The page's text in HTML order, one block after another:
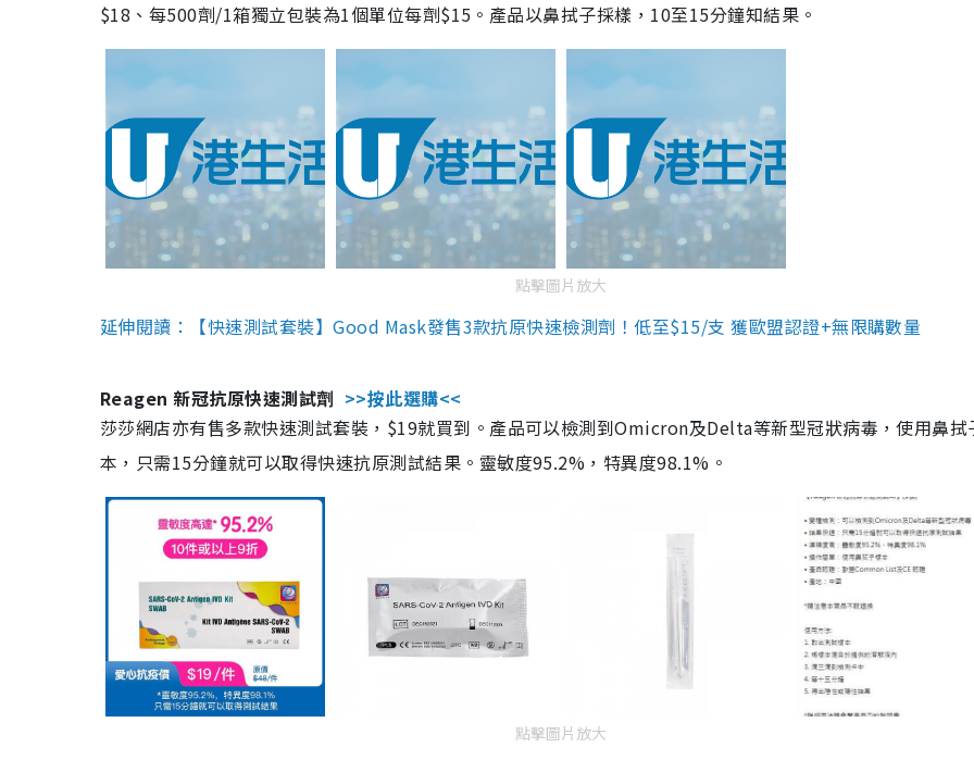
$18、每500劑/1箱獨立包裝為1個單位每劑$15。產品以鼻拭子採樣，10至15分鐘知結果。
點擊圖片放大
延伸閱讀：【快速測試套裝】Good Mask發售3款抗原快速檢測劑！低至$15/支 獲歐盟認證+無限購數量
Reagen 新冠抗原快速測試劑 >>按此選購<<
莎莎網店亦有售多款快速測試套裝，$19就買到。產品可以檢測到Omicron及Delta等新型冠狀病毒，使用鼻拭
本，只需15分鐘就可以取得快速抗原測試結果。靈敏度95.2%，特異度98.1%。
點擊圖片放大